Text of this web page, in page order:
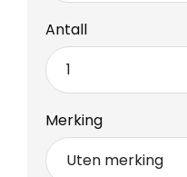
Antall
Merking